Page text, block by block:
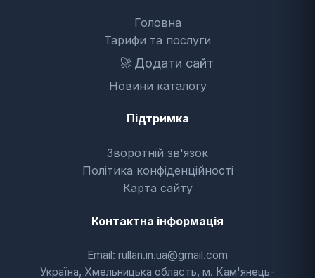
Головна
Тарифи та послуги
🚀Додати сайт
Новини каталогу
Підтримка
Зворотній зв'язок
Політика конфіденційності
Карта сайту
Контактна інформація
Email: rullan.in.ua@gmail.com
Україна, Хмельницька область, м. Кам'янець-